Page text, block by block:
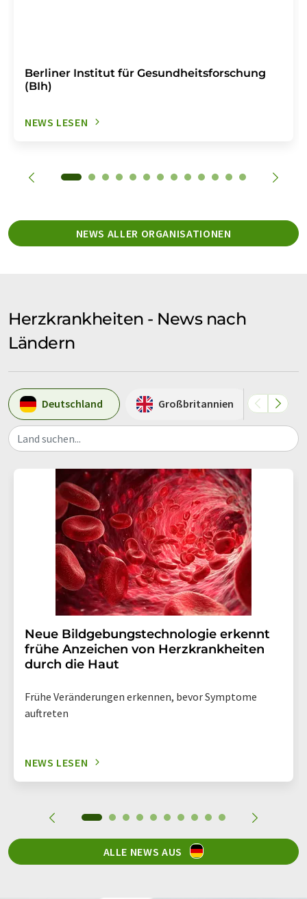
Berliner Institut für Gesundheitsforschung
(BIh)
NEWS LESEN
NEWS ALLER ORGANISATIONEN
Herzkrankheiten - News nach
Ländern
Deutschland Großbritannien
Land suchen...
Neue Bildgebungstechnologie erkennt
frühe Anzeichen von Herzkrankheiten
durch die Haut
Frühe Veränderungen erkennen, bevor Symptome
auftreten
NEWS LESEN
ALLE NEWS AUS